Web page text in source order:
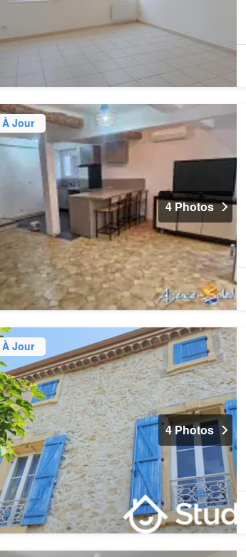
À Jour
4 Photos
À Jour
4 Photos